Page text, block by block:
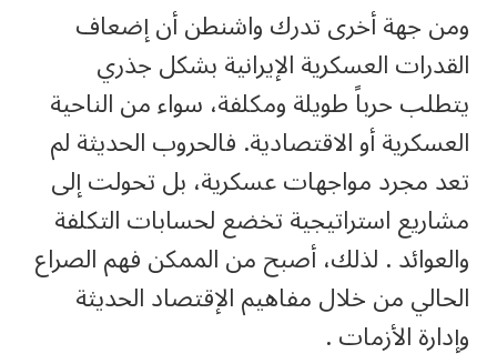
ومن جهة أخرى تدرك واشنطن أن إضعاف
القدرات العسكرية الإيرانية بشكل جذري
يتطلب حرباً طويلة ومكلفة، سواء من الناحية
العسكرية أو الاقتصادية. فالحروب الحديثة لم
تعد مجرد مواجهات عسكرية، بل تحولت إلى
مشاريع استراتيجية تخضع لحسابات التكلفة
والعوائد . لذلك، أصبح من الممكن فهم الصراع
الحالي من خلال مفاهيم الإقتصاد الحديثة
وإدارة الأزمات .